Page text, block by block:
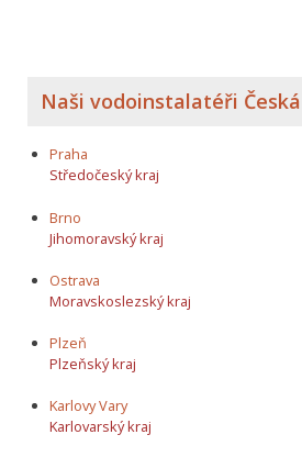
Naši vodoinstalatéři
Praha
Středočeský kraj
Brno
Jihomoravský kraj
Ostrava
Moravskoslezský kraj
Plzeň
Plzeňský kraj
Karlovy Vary
Karlovarský kraj